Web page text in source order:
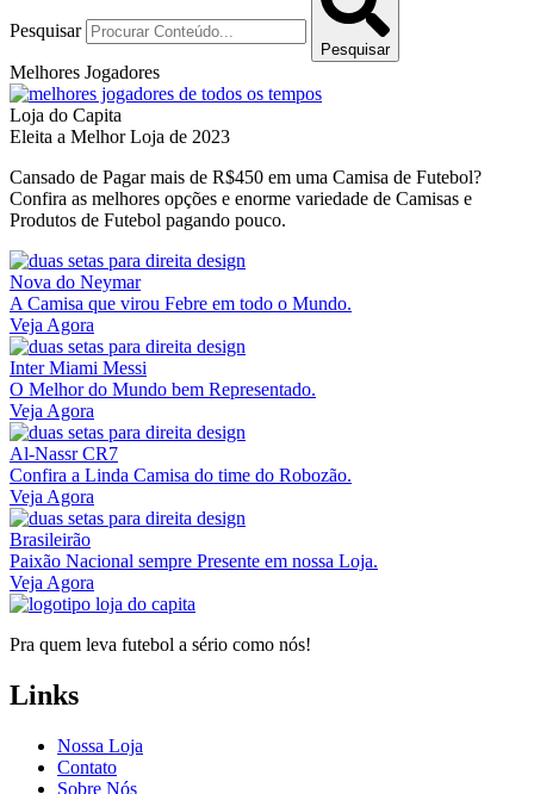
Pesquisar
Pesquisar
Melhores Jogadores
Loja do Capita
Eleita a Melhor Loja de 2023
Cansado de Pagar mais de R$450 em uma Camisa de Futebol?
Confira as melhores opções e enorme variedade de Camisas e
Produtos de Futebol pagando pouco.
Nova do Neymar
A Camisa que virou Febre em todo o Mundo.
Veja Agora
Inter Miami Messi
O Melhor do Mundo bem Representado.
Veja Agora
Al-Nassr CR7
Confira a Linda Camisa do time do Robozão.
Veja Agora
Brasileirão
Paixão Nacional sempre Presente em nossa Loja.
Veja Agora
Pra quem leva futebol a sério como nós!
Links
Nossa Loja
Contato
Sobre Nós